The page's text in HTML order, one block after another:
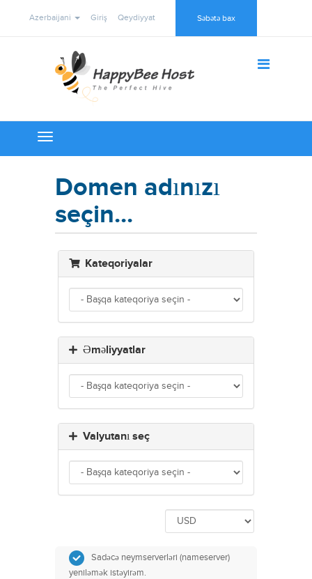
Azerbaijani Giriş Qeydiyyat Səbətə bax
Toggle
navigation
Domen adınızı
seçin...
Kateqoriyalar
Əməliyyatlar
Valyutanı seç
Sadəcə neymserverləri (nameserver)
yeniləmək istəyirəm.